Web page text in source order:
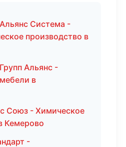
Система -
производство в
Альянс -
в
Союз - Химическое
Кемерово
-